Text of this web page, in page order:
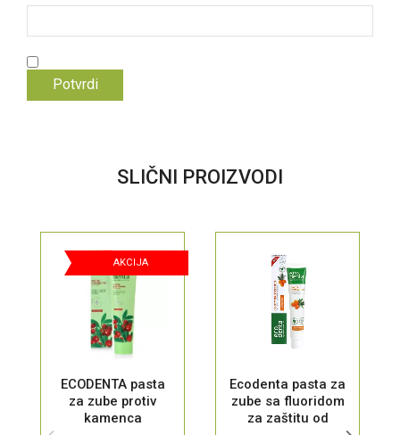
SLIČNI PROIZVODI
AKCIJA
ECODENTA pasta
za zube protiv
kamenca
Ecodenta pasta za
zube sa fluoridom
za zaštitu od